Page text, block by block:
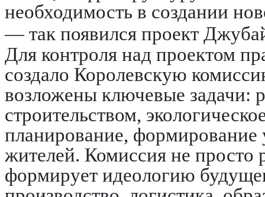
необходимость в создании
— так появился проект
Для контроля над проектом
создало Королевскую
возложены ключевые задачи:
строительством,
планирование, формирование
жителей. Комиссия не
формирует идеологию